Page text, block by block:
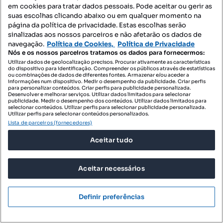
Remax Matosinhos
Profissional
em cookies para tratar dados pessoais. Pode aceitar ou gerir as
suas escolhas clicando abaixo ou em qualquer momento na
página da política de privacidade. Estas escolhas serão
sinalizadas aos nossos parceiros e não afetarão os dados de
navegação. Política de Cookies, Política de Privacidade
Nós e os nossos parceiros tratamos os dados para fornecermos:
Utilizar dados de geolocalização precisos. Procurar ativamente as características
do dispositivo para identificação. Compreender os públicos através de estatísticas
ou combinações de dados de diferentes fontes. Armazenar e/ou aceder a
informações num dispositivo. Medir o desempenho da publicidade. Criar perfis
para personalizar conteúdos. Criar perfis para publicidade personalizada.
Desenvolver e melhorar serviços. Utilizar dados limitados para selecionar
publicidade. Medir o desempenho dos conteúdos. Utilizar dados limitados para
selecionar conteúdos. Utilizar perfis para selecionar publicidade personalizada.
Utilizar perfis para selecionar conteúdos personalizados.
Lista de parceiros (fornecedores)
Aceitar tudo
Aceitar necessários
Definir preferências